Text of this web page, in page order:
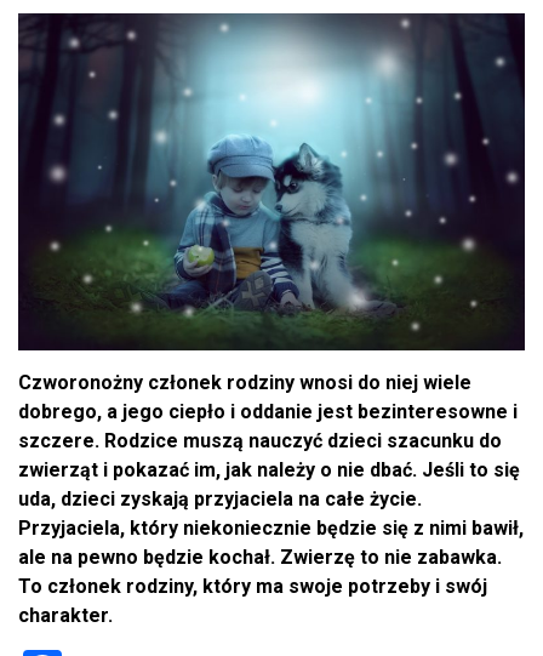
Czworonożny członek rodziny wnosi do niej wiele
dobrego, a jego ciepło i oddanie jest bezinteresowne i
szczere. Rodzice muszą nauczyć dzieci szacunku do
zwierząt i pokazać im, jak należy o nie dbać. Jeśli to się
uda, dzieci zyskają przyjaciela na całe życie.
Przyjaciela, który niekoniecznie będzie się z nimi bawił,
ale na pewno będzie kochał. Zwierzę to nie zabawka.
To członek rodziny, który ma swoje potrzeby i swój
charakter.